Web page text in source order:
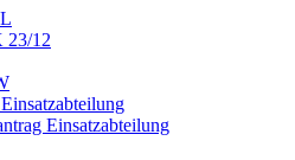
23/12
Einsatzabteilung